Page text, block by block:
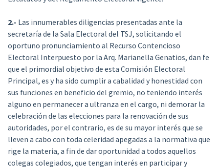
2.- Las innumerables diligencias presentadas ante la
secretaría de la Sala Electoral del TSJ, solicitando el
oportuno pronunciamiento al Recurso Contencioso
Electoral Interpuesto por la Arq. Marianella Genatios, dan fe
que el primordial objetivo de esta Comisión Electoral
Principal, es y ha sido cumplir a cabalidad y honestidad con
sus funciones en beneficio del gremio, no teniendo interés
alguno en permanecer a ultranza en el cargo, ni demorar la
celebración de las elecciones para la renovación de sus
autoridades, por el contrario, es de su mayor interés que se
lleven a cabo con toda celeridad apegadas a la normativa que
rige la materia, a fin de dar oportunidad a todos aquellos
colegas colegiados, que tengan interés en participar y